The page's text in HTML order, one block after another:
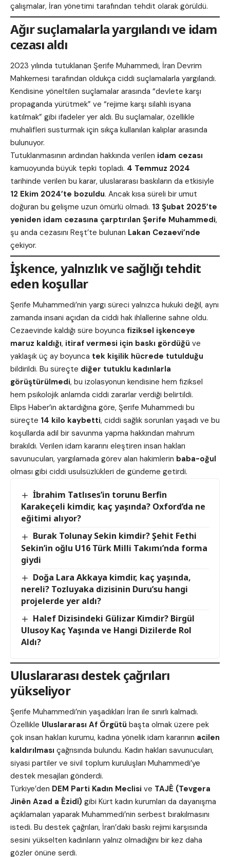
çalışmalar, İran yönetimi tarafından tehdit olarak görüldü.
Ağır suçlamalarla yargılandı ve idam
cezası aldı
2023 yılında tutuklanan Şerife Muhammedi, İran Devrim
Mahkemesi tarafından oldukça ciddi suçlamalarla yargılandı.
Kendisine yöneltilen suçlamalar arasında “devlete karşı
propaganda yürütmek” ve “rejime karşı silahlı isyana
katılmak” gibi ifadeler yer aldı. Bu suçlamalar, özellikle
muhalifleri susturmak için sıkça kullanılan kalıplar arasında
bulunuyor.
Tutuklanmasının ardından hakkında verilen idam cezası
kamuoyunda büyük tepki topladı. 4 Temmuz 2024
tarihinde verilen bu karar, uluslararası baskıların da etkisiyle
12 Ekim 2024’te bozuldu. Ancak kısa süreli bir umut
doğuran bu gelişme uzun ömürlü olmadı. 13 Şubat 2025’te
yeniden idam cezasına çarptırılan Şerife Muhammedi,
şu anda cezasını Reşt’te bulunan Lakan Cezaevi’nde
çekiyor.
İşkence, yalnızlık ve sağlığı tehdit
eden koşullar
Şerife Muhammedi’nin yargı süreci yalnızca hukuki değil, aynı
zamanda insani açıdan da ciddi hak ihlallerine sahne oldu.
Cezaevinde kaldığı süre boyunca fiziksel işkenceye
maruz kaldığı, itiraf vermesi için baskı gördüğü ve
yaklaşık üç ay boyunca tek kişilik hücrede tutulduğu
bildirildi. Bu süreçte diğer tutuklu kadınlarla
görüştürülmedi, bu izolasyonun kendisine hem fiziksel
hem psikolojik anlamda ciddi zararlar verdiği belirtildi.
Elips Haber’in aktardığına göre, Şerife Muhammedi bu
süreçte 14 kilo kaybetti, ciddi sağlık sorunları yaşadı ve bu
koşullarda adil bir savunma yapma hakkından mahrum
bırakıldı. Verilen idam kararını eleştiren insan hakları
savunucuları, yargılamada görev alan hakimlerin baba-oğul
olması gibi ciddi usulsüzlükleri de gündeme getirdi.
İbrahim Tatlıses’in torunu Berfin
Karakeçeli kimdir, kaç yaşında? Oxford’da ne
eğitimi alıyor?
Burak Tolunay Sekin kimdir? Şehit Fethi
Sekin’in oğlu U16 Türk Milli Takımı’nda forma
giydi
Doğa Lara Akkaya kimdir, kaç yaşında,
nereli? Tozluyaka dizisinin Duru’su hangi
projelerde yer aldı?
Halef Dizisindeki Gülizar Kimdir? Birgül
Ulusoy Kaç Yaşında ve Hangi Dizilerde Rol
Aldı?
Uluslararası destek çağrıları
yükseliyor
Şerife Muhammedi’nin yaşadıkları İran ile sınırlı kalmadı.
Özellikle Uluslararası Af Örgütü başta olmak üzere pek
çok insan hakları kurumu, kadına yönelik idam kararının acilen
kaldırılması çağrısında bulundu. Kadın hakları savunucuları,
siyasi partiler ve sivil toplum kuruluşları Muhammedi’ye
destek mesajları gönderdi.
Türkiye’den DEM Parti Kadın Meclisi ve TAJÊ (Tevgera
Jinên Azad a Êzidî) gibi Kürt kadın kurumları da dayanışma
açıklamaları yaparak Muhammedi’nin serbest bırakılmasını
istedi. Bu destek çağrıları, İran’daki baskı rejimi karşısında
sesini yükselten kadınların yalnız olmadığını bir kez daha
gözler önüne serdi.